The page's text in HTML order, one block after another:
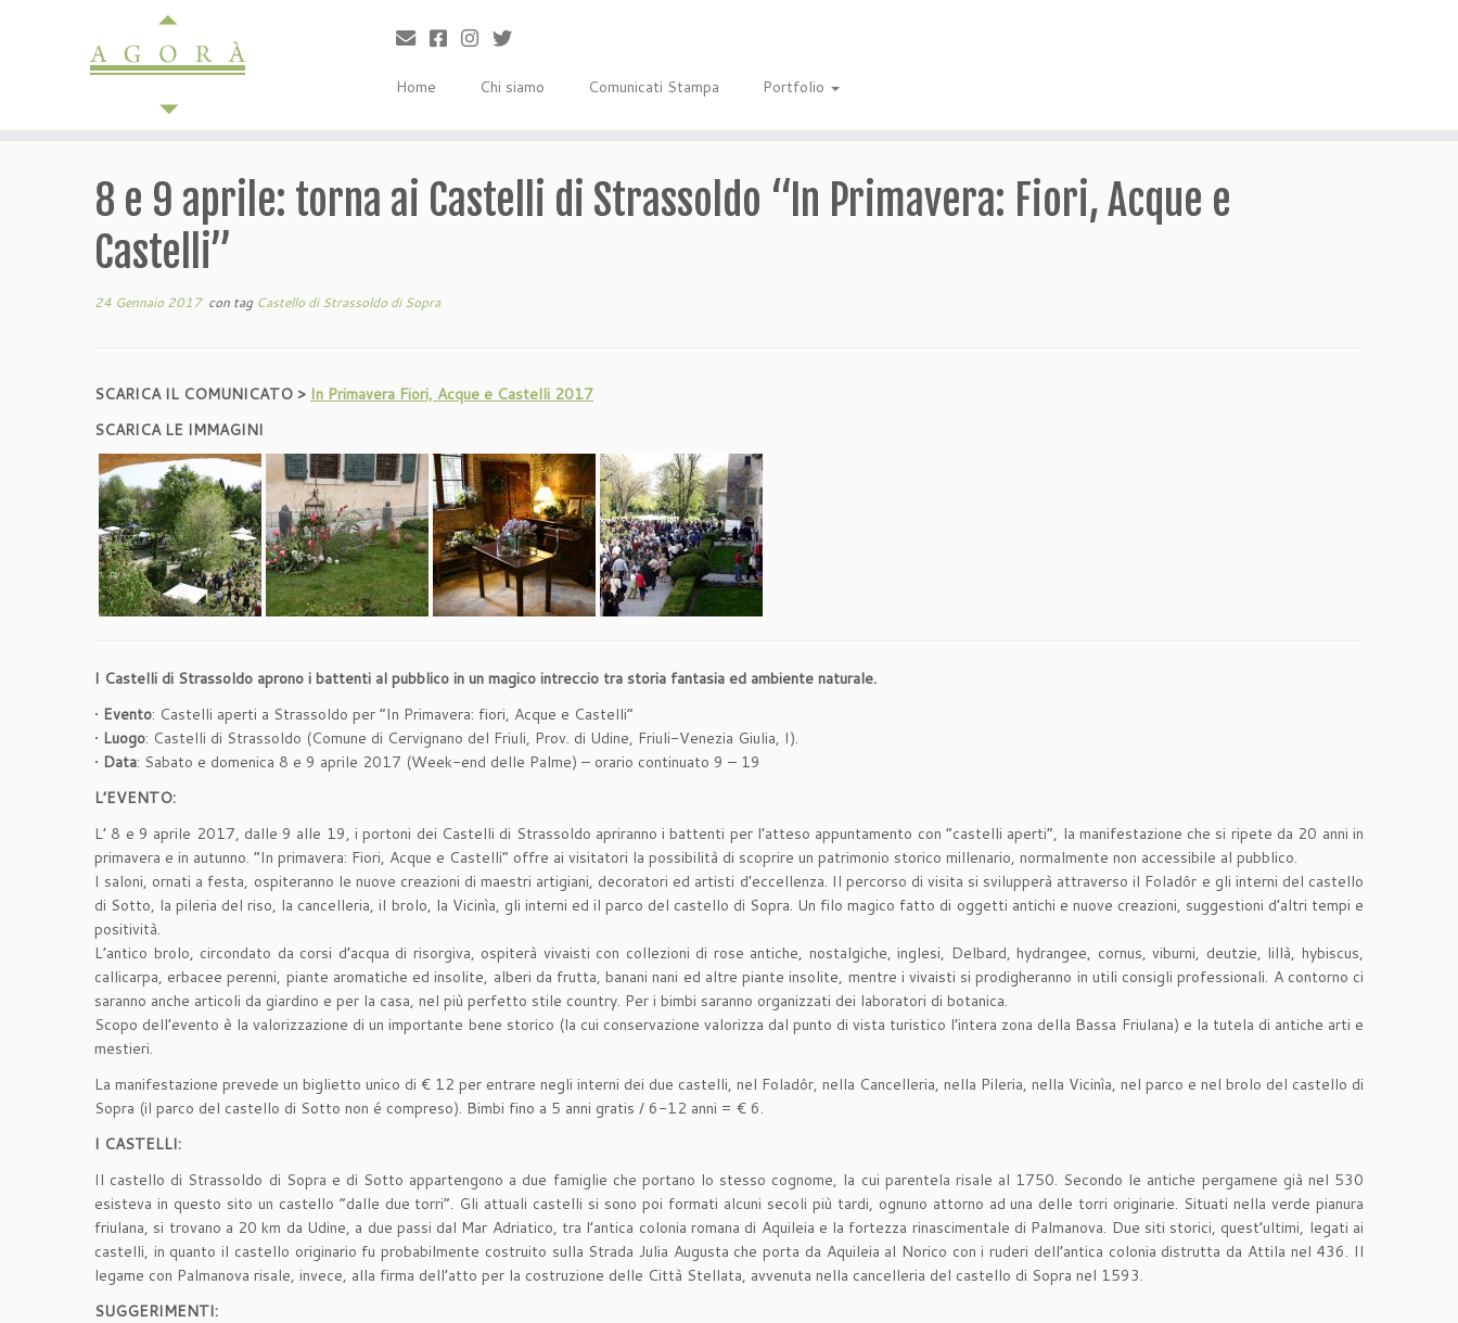
Home
Chi siamo Comunicati Stampa Portfolio
8 e 9 aprile: torna ai Castelli di Strassoldo “In Primavera: Fiori, Acque e
Castelli”
24 Gennaio 2017con tag Castello di Strassoldo di Sopra
SCARICA IL COMUNICATO > In Primavera Fiori, Acque e Castelli 2017
SCARICA LE IMMAGINI
I Castelli di Strassoldo aprono i battenti al pubblico in un magico intreccio tra storia fantasia ed ambiente naturale.
• Evento: Castelli aperti a Strassoldo per “In Primavera: fiori, Acque e Castelli”
• Luogo: Castelli di Strassoldo (Comune di Cervignano del Friuli, Prov. di Udine, Friuli-Venezia Giulia, I).
• Data: Sabato e domenica 8 e 9 aprile 2017 (Week-end delle Palme) – orario continuato 9 – 19
L’EVENTO:
L’ 8 e 9 aprile 2017, dalle 9 alle 19, i portoni dei Castelli di Strassoldo apriranno i battenti per l’atteso appuntamento con “castelli aperti”, la manifestazione che si ripete da 20 anni in
primavera e in autunno. “In primavera: Fiori, Acque e Castelli” offre ai visitatori la possibilità di scoprire un patrimonio storico millenario, normalmente non accessibile al pubblico.
I saloni, ornati a festa, ospiteranno le nuove creazioni di maestri artigiani, decoratori ed artisti d’eccellenza. Il percorso di visita si svilupperà attraverso il Foladôr e gli interni del castello
di Sotto, la pileria del riso, la cancelleria, il brolo, la Vicinìa, gli interni ed il parco del castello di Sopra. Un filo magico fatto di oggetti antichi e nuove creazioni, suggestioni d’altri tempi e
positività.
L’antico brolo, circondato da corsi d’acqua di risorgiva, ospiterà vivaisti con collezioni di rose antiche, nostalgiche, inglesi, Delbard, hydrangee, cornus, viburni, deutzie, lillà, hybiscus,
callicarpa, erbacee perenni, piante aromatiche ed insolite, alberi da frutta, banani nani ed altre piante insolite, mentre i vivaisti si prodigheranno in utili consigli professionali. A contorno ci
saranno anche articoli da giardino e per la casa, nel più perfetto stile country. Per i bimbi saranno organizzati dei laboratori di botanica.
Scopo dell’evento è la valorizzazione di un importante bene storico (la cui conservazione valorizza dal punto di vista turistico l’intera zona della Bassa Friulana) e la tutela di antiche arti e
mestieri.
La manifestazione prevede un biglietto unico di € 12 per entrare negli interni dei due castelli, nel Foladôr, nella Cancelleria, nella Pileria, nella Vicinìa, nel parco e nel brolo del castello di
Sopra (il parco del castello di Sotto non é compreso). Bimbi fino a 5 anni gratis / 6-12 anni = € 6.
I CASTELLI:
Il castello di Strassoldo di Sopra e di Sotto appartengono a due famiglie che portano lo stesso cognome, la cui parentela risale al 1750. Secondo le antiche pergamene già nel 530
esisteva in questo sito un castello “dalle due torri”. Gli attuali castelli si sono poi formati alcuni secoli più tardi, ognuno attorno ad una delle torri originarie. Situati nella verde pianura
friulana, si trovano a 20 km da Udine, a due passi dal Mar Adriatico, tra l’antica colonia romana di Aquileia e la fortezza rinascimentale di Palmanova. Due siti storici, quest’ultimi, legati ai
castelli, in quanto il castello originario fu probabilmente costruito sulla Strada Julia Augusta che porta da Aquileia al Norico con i ruderi dell’antica colonia distrutta da Attila nel 436. Il
legame con Palmanova risale, invece, alla firma dell’atto per la costruzione delle Città Stellata, avvenuta nella cancelleria del castello di Sopra nel 1593.
SUGGERIMENTI: